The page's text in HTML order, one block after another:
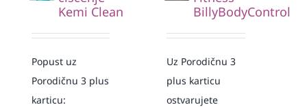
Kemi Clean
Popust uz
Porodičnu 3 plus
karticu:
BillyBodyControl
Uz Porodičnu 3
plus karticu
ostvarujete